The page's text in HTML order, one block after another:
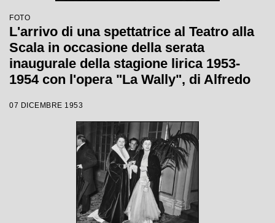
FOTO
L'arrivo di una spettatrice al Teatro alla
Scala in occasione della serata
inaugurale della stagione lirica 1953-
1954 con l'opera "La Wally", di Alfredo
con la regia di Tatiana Pavlova
07 DICEMBRE 1953